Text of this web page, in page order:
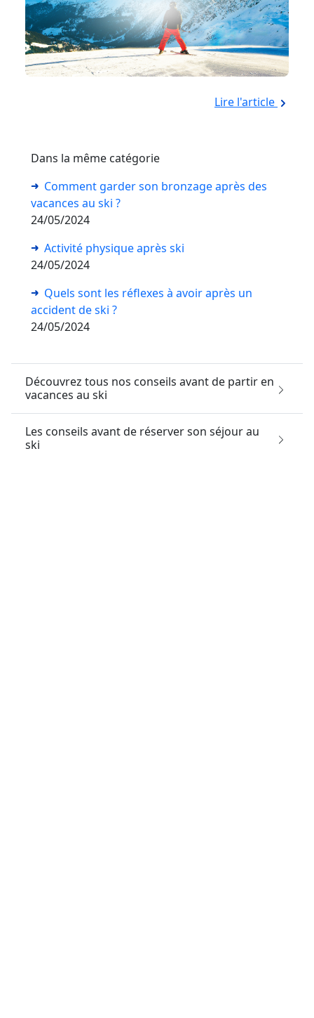
Lire l'article
Dans la même catégorie
Comment garder son bronzage après des
vacances au ski ?
24/05/2024
Activité physique après ski
24/05/2024
Quels sont les réflexes à avoir après un
accident de ski ?
24/05/2024
Découvrez tous nos conseils avant de partir en
vacances au ski
Les conseils avant de réserver son séjour au
ski